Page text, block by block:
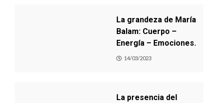
La grandeza de María
Balam: Cuerpo –
Energía – Emociones.
14/03/2023
La presencia del